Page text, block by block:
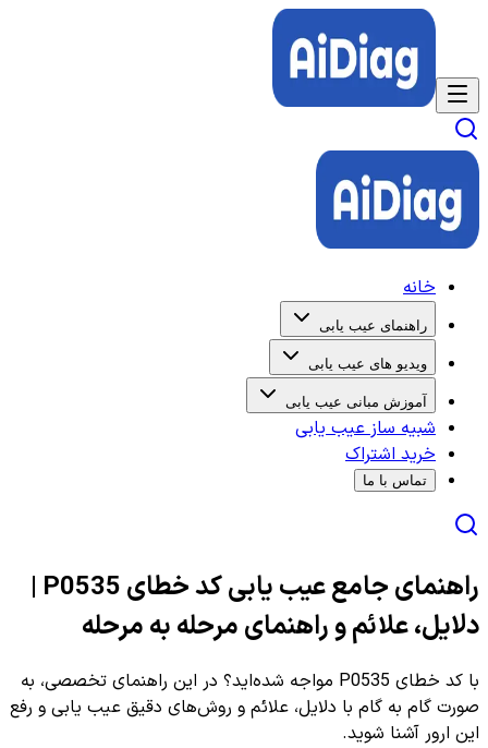
خانه
راهنمای عیب یابی
ویدیو های عیب یابی
آموزش مبانی عیب یابی
شبیه ساز عیب یابی
خرید اشتراک
تماس با ما
راهنمای جامع عیب یابی کد خطای P0535 |
دلایل، علائم و راهنمای مرحله به مرحله
با کد خطای P0535 مواجه شده‌اید؟ در این راهنمای تخصصی، به
صورت گام به گام با دلایل، علائم و روش‌های دقیق عیب یابی و رفع
این ارور آشنا شوید.